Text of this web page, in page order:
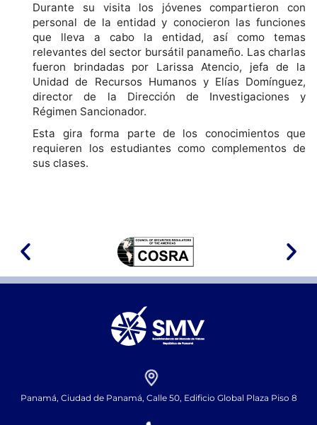
Durante su visita los jóvenes compartieron con
personal de la entidad y conocieron las funciones
que lleva a cabo la entidad, así como temas
relevantes del sector bursátil panameño. Las charlas
fueron brindadas por Larissa Atencio, jefa de la
Unidad de Recursos Humanos y Elías Domínguez,
director de la Dirección de Investigaciones y
Régimen Sancionador.
Esta gira forma parte de los conocimientos que
requieren los estudiantes como complementos de
sus clases.
Panamá, Ciudad de Panamá, Calle 50, Edificio Global Plaza Piso 8